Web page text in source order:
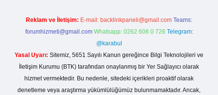
Reklam ve İletişim: E-mail: backlinkpaneli@gmail.com Teams:
forumhizmeti@gmail.com Whatsapp: 0262 606 0 726 Telegram:
@karabul
Yasal Uyarı: Sitemiz, 5651 Sayılı Kanun gereğince Bilgi Teknolojileri ve
İletişim Kurumu (BTK) tarafından onaylanmış bir Yer Sağlayıcı olarak
hizmet vermektedir. Bu nedenle, sitedeki içerikleri proaktif olarak
denetleme veya araştırma yükümlülüğümüz bulunmamaktadır. Ancak,